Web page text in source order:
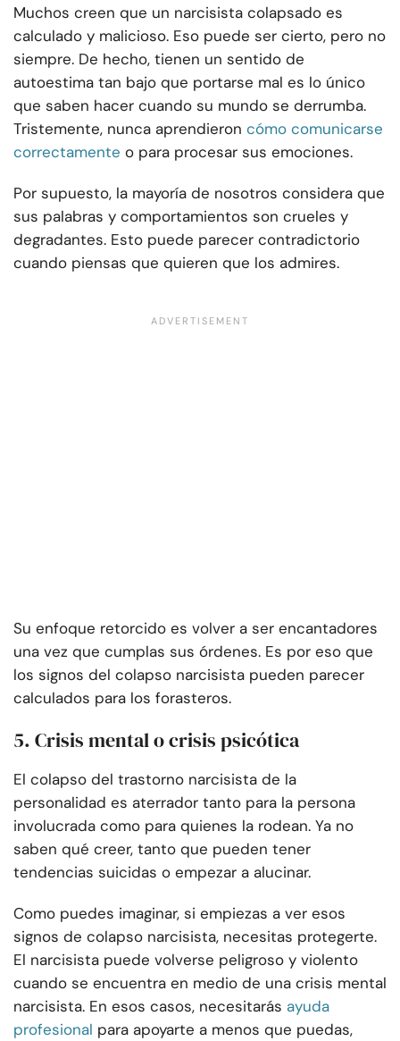
Muchos creen que un narcisista colapsado es
calculado y malicioso. Eso puede ser cierto, pero no
siempre. De hecho, tienen un sentido de
autoestima tan bajo que portarse mal es lo único
que saben hacer cuando su mundo se derrumba.
Tristemente, nunca aprendieron cómo comunicarse
correctamente o para procesar sus emociones.
Por supuesto, la mayoría de nosotros considera que
sus palabras y comportamientos son crueles y
degradantes. Esto puede parecer contradictorio
cuando piensas que quieren que los admires.
Su enfoque retorcido es volver a ser encantadores
una vez que cumplas sus órdenes. Es por eso que
los signos del colapso narcisista pueden parecer
calculados para los forasteros.
5. Crisis mental o crisis psicótica
El colapso del trastorno narcisista de la
personalidad es aterrador tanto para la persona
involucrada como para quienes la rodean. Ya no
saben qué creer, tanto que pueden tener
tendencias suicidas o empezar a alucinar.
Como puedes imaginar, si empiezas a ver esos
signos de colapso narcisista, necesitas protegerte.
El narcisista puede volverse peligroso y violento
cuando se encuentra en medio de una crisis mental
narcisista. En esos casos, necesitarás ayuda
profesional para apoyarte a menos que puedas,